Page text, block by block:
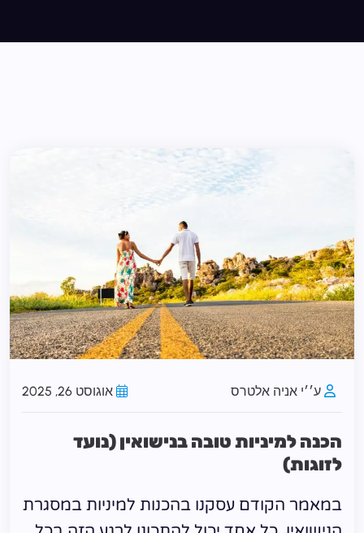
ע׳׳י אניה אלטרס אוגוסט 26, 2025
הכנה למיניות טובה בנישואין (נועד
לזוגות)
במאמר הקודם עסקנו בהכנות למיניות במסגרת